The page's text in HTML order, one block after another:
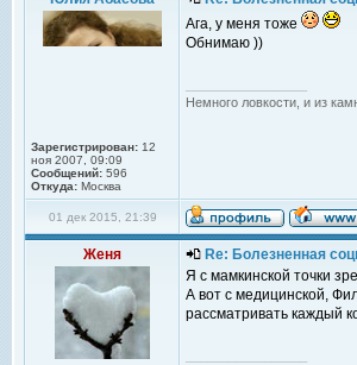
Зарегистрирован: 12
ноя 2007, 09:09
Сообщений: 596
Откуда: Москва
Ага, у меня тоже
Обнимаю ))
Немного ловкости, и из
01 дек 2015, 21:39
Женя
Re: Болезненная
Я с мамкинской точки
А вот с медицинской,
рассматривать каждый